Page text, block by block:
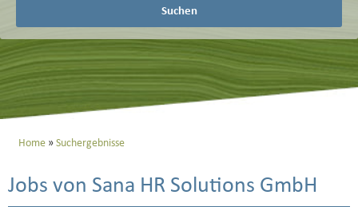
Suchen
Home Suchergebnisse
Jobs von Sana HR Solutions GmbH